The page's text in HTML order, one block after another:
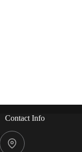
Contact Info